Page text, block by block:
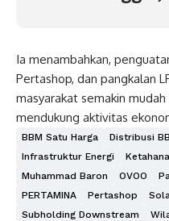
Ia menambahkan,
Pertashop, dan pangkalan
masyarakat semakin
mendukung aktivitas
BBM Satu Harga Distribusi
Infrastruktur Energi
Muhammad Baron
OVOO
PERTAMINA
Pertashop
Subholding Downstream